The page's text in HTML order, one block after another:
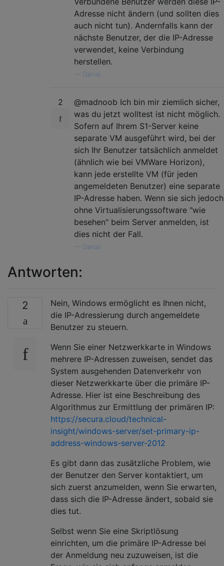
Adresse nicht ändern (und sollten dies
auch nicht tun). Andernfalls kann der
nächste Benutzer, der die IP-Adresse
verwendet, keine Verbindung
herstellen.
Darius
2
@madnoob Ich bin mir ziemlich sicher,
was du jetzt wolltest ist nicht möglich.
Sofern auf Ihrem S1-Server keine
separate VM ausgeführt wird, bei der
sich Ihr Benutzer tatsächlich anmeldet
(ähnlich wie bei VMWare Horizon),
kann jede erstellte VM (für jeden
angemeldeten Benutzer) eine separate
IP-Adresse haben. Wenn sie sich jedoch
ohne Virtualisierungssoftware "wie
besehen" beim Server anmelden, ist
dies nicht der Fall.
Darius
Antworten:
2
Nein, Windows ermöglicht es Ihnen nicht,
die IP-Adressierung durch angemeldete
Benutzer zu steuern.
Wenn Sie einer Netzwerkkarte in Windows
mehrere IP-Adressen zuweisen, sendet das
System ausgehenden Datenverkehr von
dieser Netzwerkkarte über die primäre IP-
Adresse. Hier ist eine Beschreibung des
Algorithmus zur Ermittlung der primären IP:
https://secura.cloud/technical-
insight/windows-server/set-primary-ip-
address-windows-server-2012
Es gibt dann das zusätzliche Problem, wie
der Benutzer den Server kontaktiert, um
sich zuerst anzumelden, wenn Sie erwarten,
dass sich die IP-Adresse ändert, sobald sie
dies tut.
Selbst wenn Sie eine Skriptlösung
einrichten, um die primäre IP-Adresse bei
der Anmeldung neu zuzuweisen, ist die